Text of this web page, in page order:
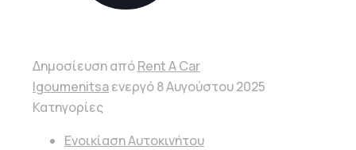
Δημοσίευση απόRent A Car
Igoumenitsaενεργό8 Αυγούστου 2025
Κατηγορίες
Ενοικίαση Αυτοκινήτου